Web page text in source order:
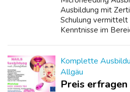
Ausbildung mit
Schulung vermittelt
Kenntnisse im
professionelle A...
Komplette
Allgäu
Preis erfragen